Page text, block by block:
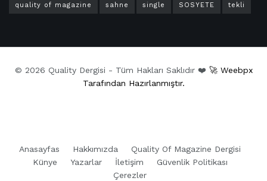
quality of magazine sahne single SOSYETE tekli
© 2026 Quality Dergisi - Tüm Hakları Saklıdır ❤️ 🚀 Weebpx
Tarafından Hazırlanmıştır.
Anasayfas Hakkımızda
Quality Of Magazine Dergisi
Künye
Yazarlar İletişim
Güvenlik Politikası
Çerezler